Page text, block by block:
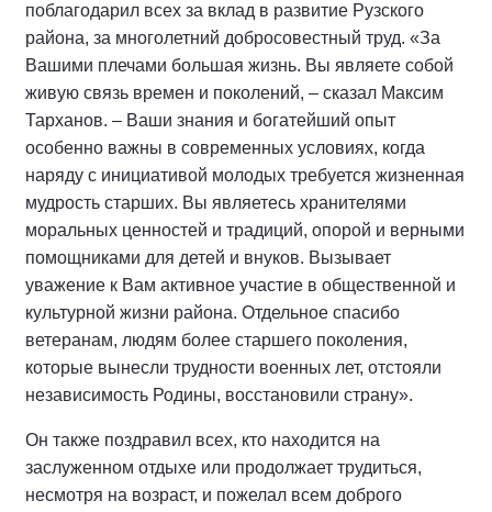
поблагодарил всех за вклад в развитие Рузского
района, за многолетний добросовестный труд. «За
Вашими плечами большая жизнь. Вы являете собой
живую связь времен и поколений, – сказал Максим
Тарханов. – Ваши знания и богатейший опыт
особенно важны в современных условиях, когда
наряду с инициативой молодых требуется жизненная
мудрость старших. Вы являетесь хранителями
моральных ценностей и традиций, опорой и верными
помощниками для детей и внуков. Вызывает
уважение к Вам активное участие в общественной и
культурной жизни района. Отдельное спасибо
ветеранам, людям более старшего поколения,
которые вынесли трудности военных лет, отстояли
независимость Родины, восстановили страну».
Он также поздравил всех, кто находится на
заслуженном отдыхе или продолжает трудиться,
несмотря на возраст, и пожелал всем доброго